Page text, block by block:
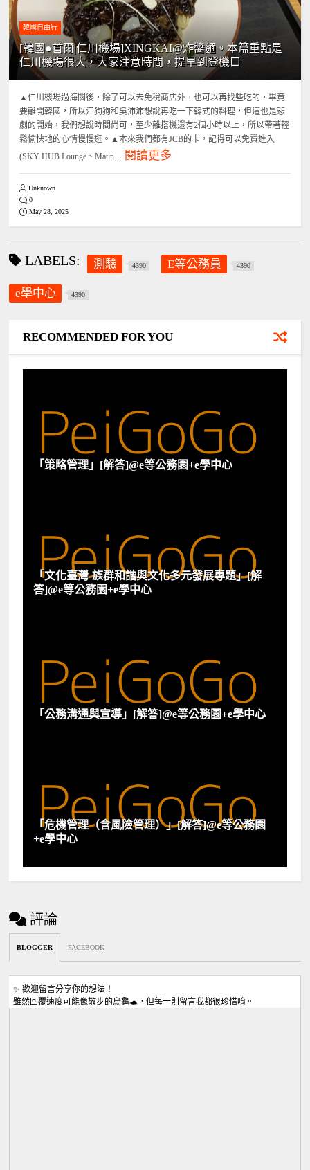
韓國自由行
[韓國●首爾|仁川機場]XINGKAI@炸醬麵。本篇重點是
仁川機場很大，大家注意時間，提早到登機口
▲仁川機場過海關後，除了可以去免稅商店外，也可以再找些吃的，畢竟
要離開韓國，所以江狗狗和吳沛沛想說再吃一下韓式的料理，但這也是悲
劇的開始，我們想說時間尚可，至少離搭機還有2個小時以上，所以帶著輕
鬆愉快地的心情慢慢逛。▲本來我們都有JCB的卡，記得可以免費進入
(SKY HUB Lounge、Matin...
閱讀更多
Unknown
0
May 28, 2025
LABELS: 測驗 4390 E等公務員 4390
e學中心 4390
RECOMMENDED FOR YOU
「策略管理」[解答]@e等公務園+e學中心
「文化臺灣-族群和諧與文化多元發展專題」[解
答]@e等公務園+e學中心
「公務溝通與宣導」[解答]@e等公務園+e學中心
「危機管理（含風險管理）」[解答]@e等公務園
+e學中心
評論
BLOGGER FACEBOOK
✨ 歡迎留言分享你的想法！
雖然回覆速度可能像散步的烏龜🐢，但每一則留言我都很珍惜唷。